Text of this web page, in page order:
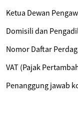
Ketua Dewan
Domisili dan
Nomor Daftar
VAT (Pajak
Penanggung jawab